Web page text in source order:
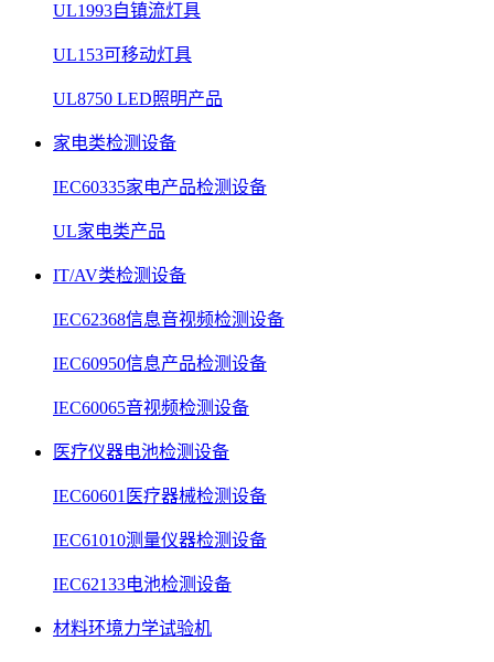
UL1993自镇流灯具
UL153可移动灯具
UL8750 LED照明产品
家电类检测设备
IEC60335家电产品检测设备
UL家电类产品
IT/AV类检测设备
IEC62368信息音视频检测设备
IEC60950信息产品检测设备
IEC60065音视频检测设备
医疗仪器电池检测设备
IEC60601医疗器械检测设备
IEC61010测量仪器检测设备
IEC62133电池检测设备
材料环境力学试验机